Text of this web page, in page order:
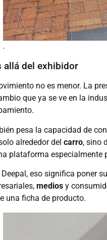
.
allá del exhibidor
no es menor. La
que ya se ve en la
pesa la capacidad de
alrededor del carro, sino
plataforma especialmente
Deepal, eso significa poner
medios y
una ficha de producto.